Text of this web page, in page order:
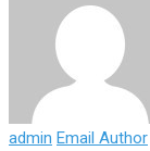
admin Email Author